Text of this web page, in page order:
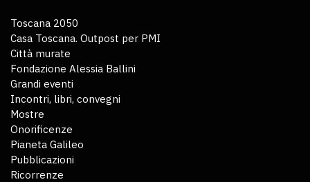
Toscana 2050
Casa Toscana. Outpost per PMI
Città murate
Fondazione Alessia Ballini
Grandi eventi
Incontri, libri, convegni
Mostre
Onorificenze
Pianeta Galileo
Pubblicazioni
Ricorrenze